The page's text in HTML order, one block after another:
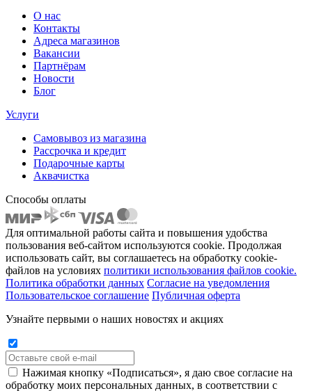
О нас
Контакты
Адреса магазинов
Вакансии
Партнёрам
Новости
Блог
Услуги
Самовывоз из магазина
Рассрочка и кредит
Подарочные карты
Аквачистка
Способы оплаты
Для оптимальной работы сайта и повышения удобства
пользования веб-сайтом используются cookie. Продолжая
использовать сайт, вы соглашаетесь на обработку cookie-
файлов на условиях политики использования файлов cookie.
Политика обработки данных Согласие на уведомления
Пользовательское соглашение Публичная оферта
Узнайте первыми о наших новостях и акциях
Нажимая кнопку «Подписаться», я даю свое согласие на
обработку моих персональных данных, в соответствии с